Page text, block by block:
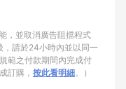
，並取消廣告阻擋程式
，請於24小時內並以同一
範之付款期間內完成付
訂購， 按此看明細。）